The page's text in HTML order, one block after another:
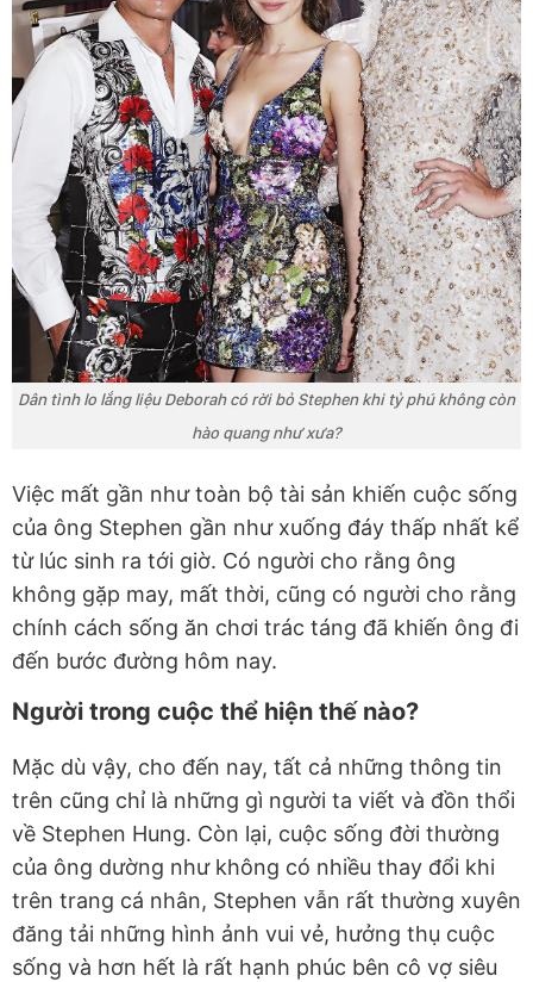
Dân tình lo lắng liệu Deborah có rời bỏ Stephen khi tỷ phú không còn
hào quang như xưa?
Việc mất gần như toàn bộ tài sản khiến cuộc sống
của ông Stephen gần như xuống đáy thấp nhất kể
từ lúc sinh ra tới giờ. Có người cho rằng ông
không gặp may, mất thời, cũng có người cho rằng
chính cách sống ăn chơi trác táng đã khiến ông đi
đến bước đường hôm nay.
Người trong cuộc thể hiện thế nào?
Mặc dù vậy, cho đến nay, tất cả những thông tin
trên cũng chỉ là những gì người ta viết và đồn thổi
về Stephen Hung. Còn lại, cuộc sống đời thường
của ông dường như không có nhiều thay đổi khi
trên trang cá nhân, Stephen vẫn rất thường xuyên
đăng tải những hình ảnh vui vẻ, hưởng thụ cuộc
sống và hơn hết là rất hạnh phúc bên cô vợ siêu